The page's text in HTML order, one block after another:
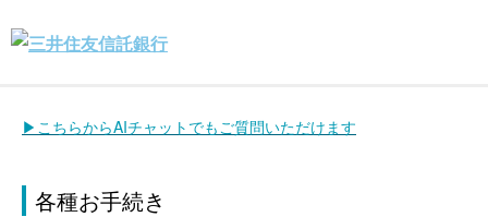
▶こちらからAIチャットでもご質問いただけます
各種お手続き